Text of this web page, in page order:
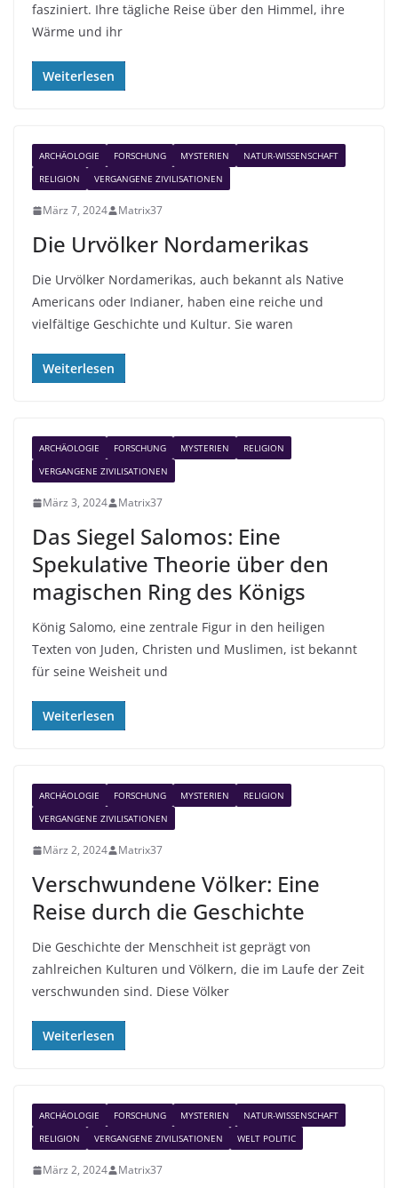
fasziniert. Ihre tägliche Reise über den Himmel, ihre
Wärme und ihr
Weiterlesen
ARCHÄOLOGIE FORSCHUNG MYSTERIEN
NATUR-WISSENSCHAFT
RELIGION
VERGANGENE ZIVILISATIONEN
März 7, 2024 Matrix37
Die Urvölker Nordamerikas
Die Urvölker Nordamerikas, auch bekannt als Native
Americans oder Indianer, haben eine reiche und
vielfältige Geschichte und Kultur. Sie waren
Weiterlesen
ARCHÄOLOGIE FORSCHUNG MYSTERIEN
RELIGION
VERGANGENE ZIVILISATIONEN
März 3, 2024 Matrix37
Das Siegel Salomos: Eine
Spekulative Theorie über den
magischen Ring des Königs
König Salomo, eine zentrale Figur in den heiligen
Texten von Juden, Christen und Muslimen, ist bekannt
für seine Weisheit und
Weiterlesen
ARCHÄOLOGIE FORSCHUNG MYSTERIEN
RELIGION
VERGANGENE ZIVILISATIONEN
März 2, 2024 Matrix37
Verschwundene Völker: Eine
Reise durch die Geschichte
Die Geschichte der Menschheit ist geprägt von
zahlreichen Kulturen und Völkern, die im Laufe der Zeit
verschwunden sind. Diese Völker
Weiterlesen
ARCHÄOLOGIE FORSCHUNG MYSTERIEN
NATUR-WISSENSCHAFT
RELIGION
VERGANGENE ZIVILISATIONEN WELT POLITIC
März 2, 2024 Matrix37